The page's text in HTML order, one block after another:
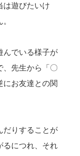
は遊びたいけ
んでいる様子が
、先生から「〇
にお友達との関
だりすることが
るにつれ、それ